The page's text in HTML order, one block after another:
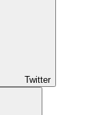
Twitter